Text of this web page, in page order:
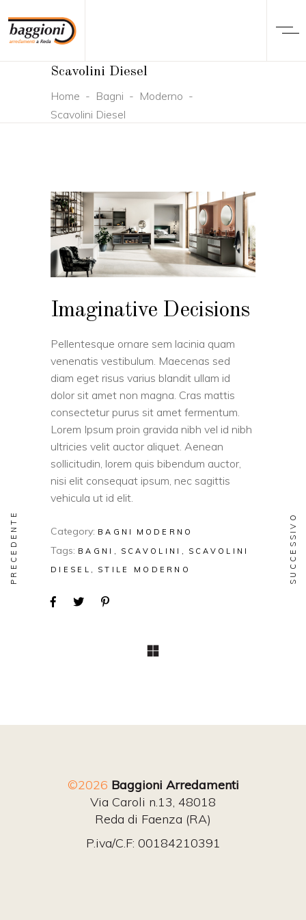
Scavolini Diesel
Home - Bagni - Moderno -
Scavolini Diesel
Imaginative Decisions
Pellentesque ornare sem lacinia quam
venenatis vestibulum. Maecenas sed
diam eget risus varius blandit ullam id
dolor sit amet non magna. Cras mattis
consectetur purus sit amet fermentum.
Lorem Ipsum proin gravida nibh vel id nibh
ultricies velit auctor aliquet. Aenean
sollicitudin, lorem quis bibendum auctor,
nisi elit consequat ipsum, nec sagittis
vehicula ut id elit.
Category: BAGNI MODERNO
Tags: BAGNI SCAVOLINI
SCAVOLINI
DIESEL
STILE MODERNO
PRECEDENTE SUCCESSIVO
©2026 Baggioni Arredamenti
Via Caroli n.13, 48018
Reda di Faenza (RA)
P.iva/C.F: 00184210391